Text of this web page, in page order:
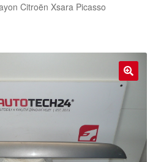
Citroën Xsara Picasso
🔍